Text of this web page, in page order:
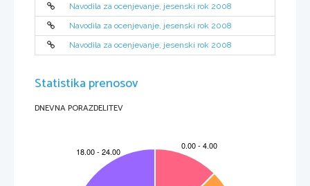
M082-551-1-3
2. NALOGA
1.     Izometri
Navodila za ocenjevanje, jesenski rok 2008
Navodila za ocenjevanje, jesenski rok 2008
Navodila za ocenjevanje, jesenski rok 2008
Statistika prenosov
DNEVNA PORAZDELITEV